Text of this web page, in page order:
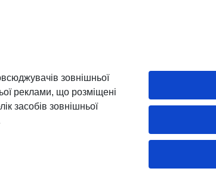
адреса
якщо місце
до
зовнішньої
реклами, що розміщені
засобів зовнішньої